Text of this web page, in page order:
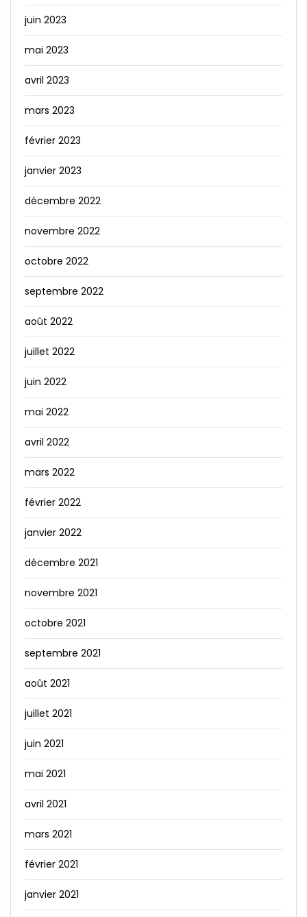
juin 2023
mai 2023
avril 2023
mars 2023
février 2023
janvier 2023
décembre 2022
novembre 2022
octobre 2022
septembre 2022
août 2022
juillet 2022
juin 2022
mai 2022
avril 2022
mars 2022
février 2022
janvier 2022
décembre 2021
novembre 2021
octobre 2021
septembre 2021
août 2021
juillet 2021
juin 2021
mai 2021
avril 2021
mars 2021
février 2021
janvier 2021